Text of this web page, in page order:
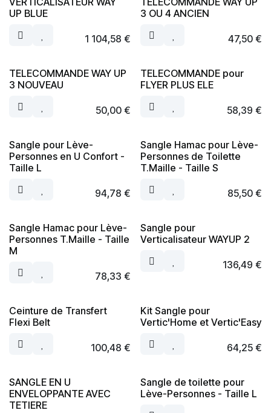
UP BLUE
1 104,58 €
3 OU 4 ANCIEN
47,50€
TELECOMMANDE WAY UP
3 NOUVEAU
50,00€
TELECOMMANDE pour
FLYER PLUS ELE
58,39 €
Sangle pour Lève-
Personnes en U Confort -
Taille L
94,78 €
Sangle Hamac pour Lève-
Personnes de Toilette
T.Maille - Taille S
85,50€
Sangle Hamac pour Lève-
Personnes T.Maille - Taille
M
78,33 €
Sangle pour
Verticalisateur WAYUP 2
136,49 €
Ceinture de Transfert
Flexi Belt
100,48 €
Kit Sangle pour
Vertic'Home et Vertic'Easy
64,25€
SANGLE EN U
ENVELOPPANTE AVEC
TETIERE
Sangle de toilette pour
Lève-Personnes - Taille L